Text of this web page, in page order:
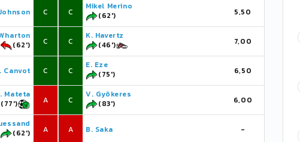
C
(62') C
Canvot C
Mateta
(77')
A
(62')
A
C
Mikel Merino
(62')
5,50
C
K. Havertz
(46')
7,00
C
E. Eze
(75')
6,50
C
V. Gyökeres
(83')
6,00
A B. Saka -